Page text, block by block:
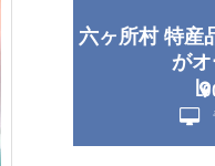
六ヶ所村 特産
がオ